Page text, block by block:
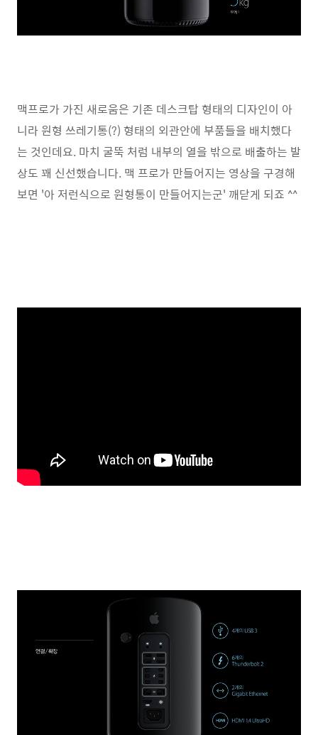
맥프로가 가진 새로움은 기존 데스크탑 형태의 디자인이 아
니라 원형 쓰레기통(?) 형태의 외관안에 부품들을 배치했다
는 것인데요. 마치 굴뚝 처럼 내부의 열을 밖으로 배출하는 발
상도 꽤 신선했습니다. 맥 프로가 만들어지는 영상을 구경해
보면 '아 저런식으로 원형통이 만들어지는군' 깨닫게 되죠 ^^